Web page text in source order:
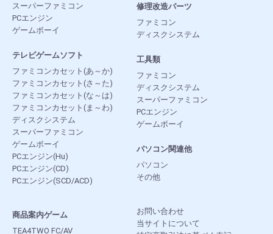
スーパーファミコン
PCエンジン
ゲームボーイ
テレビゲームソフト
ファミコンカセット(あ～か)
ファミコンカセット(さ～た)
ファミコンカセット(な～は)
ファミコンカセット(ま～わ)
ディスクシステム
スーパーファミコン
ゲームボーイ
PCエンジン(Hu)
PCエンジン(CD)
PCエンジン(SCD/ACD)
修理改造パーツ
ファミコン
ディスクシステム
工具類
ファミコン
ディスクシステム
スーパーファミコン
PCエンジン
ゲームボーイ
パソコン関連他
パソコン
その他
商品案内ゲーム
TEA4TWO FC/AV
お問い合わせ
当サイトについて